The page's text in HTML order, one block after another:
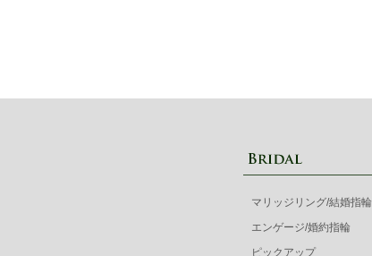
マリッジリング/結婚指輪
エンゲージ/婚約指輪
ピックアップ